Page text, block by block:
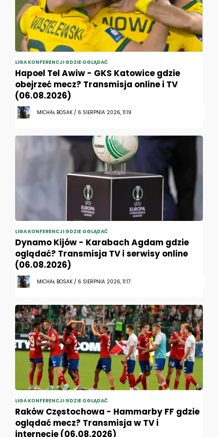
LIGA KONFERENCJI GDZIE OGLĄDAĆ
Hapoel Tel Awiw - GKS Katowice gdzie
obejrzeć mecz? Transmisja online i TV
(06.08.2026)
MICHAŁ BOSAK / 6 SIERPNIA 2026, 11:19
LIGA KONFERENCJI GDZIE OGLĄDAĆ
Dynamo Kijów - Karabach Agdam gdzie
oglądać? Transmisja TV i serwisy online
(06.08.2026)
MICHAŁ BOSAK / 6 SIERPNIA 2026, 11:17
LIGA KONFERENCJI GDZIE OGLĄDAĆ
Raków Częstochowa - Hammarby FF gdzie
oglądać mecz? Transmisja w TV i
internecie (06.08.2026)